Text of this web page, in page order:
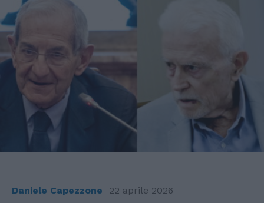
Daniele Capezzone 22 aprile 2026